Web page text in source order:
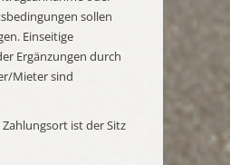
sollen
Einseitige
Ergänzungen durch
Mieter sind
ist der Sitz